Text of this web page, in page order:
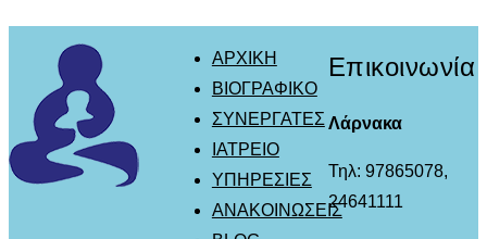
ΑΡΧΙΚΗ
ΒΙΟΓΡΑΦΙΚΟ
ΣΥΝΕΡΓΑΤΕΣ
ΙΑΤΡΕΙΟ
ΥΠΗΡΕΣΙΕΣ
ΑΝΑΚΟΙΝΩΣΕΙΣ
Επικοινωνία
Λάρνακα
Τηλ: 97865078,
24641111